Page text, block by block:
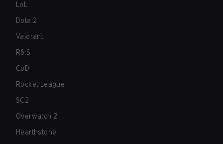
LoL
Dota 2
Valorant
R6:S
CoD
Rocket League
SC2
Overwatch 2
Hearthstone